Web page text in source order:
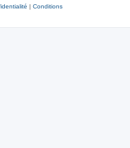
| Conditions